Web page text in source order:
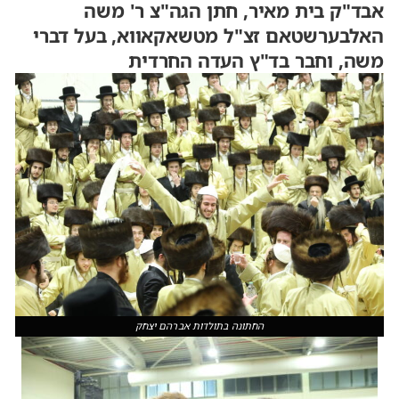
אבד"ק בית מאיר, חתן הגה"צ ר' משה
האלבערשטאם זצ"ל מטשאקאווא, בעל דברי
משה, וחבר בד"ץ העדה החרדית
החתונה בתולדות אברהם יצחק